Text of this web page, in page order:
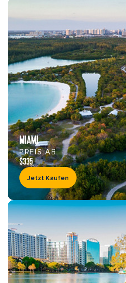
MIAMI
PREIS AB
$335
Jetzt Kaufen